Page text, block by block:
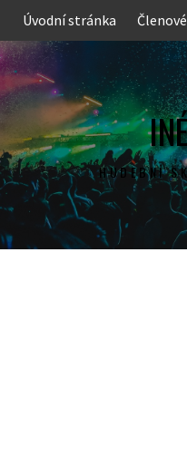
content
Úvodní stránka
HUDEBNÍ